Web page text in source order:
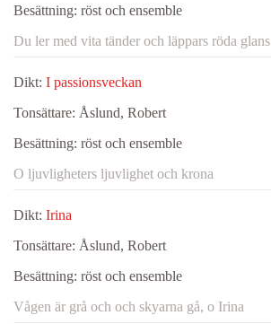
Besättning: röst och ensemble
Du ler med vita tänder och läppars röda glans
Dikt: I passionsveckan
Tonsättare: Åslund, Robert
Besättning: röst och ensemble
O ljuvligheters ljuvlighet och krona
Dikt: Irina
Tonsättare: Åslund, Robert
Besättning: röst och ensemble
Vågen är grå och och skyarna gå, o Irina